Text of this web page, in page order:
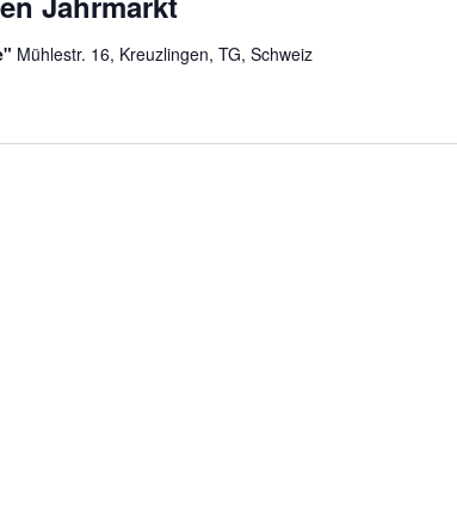
Mühlestr. 16, Kreuzlingen, TG, Schweiz